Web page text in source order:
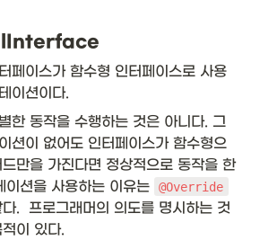
페이스가 함수형 인터페이스로 사용
이션이다.
한 동작을 수행하는 것은 아니다. 그
션이 없어도 인터페이스가 함수형으
만을 가진다면 정상적으로 동작을 한
이션을 사용하는 이유는
@Override
.  프로그래머의 의도를 명시하는 것
이 있다.